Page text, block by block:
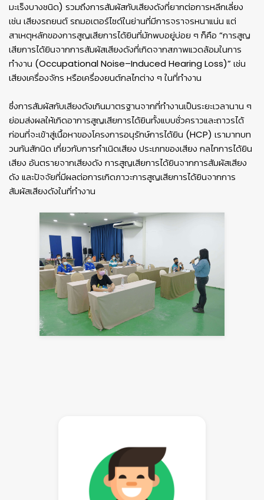
มะเร็งบางชนิด) รวมถึงการสัมผัสกับเสียงดังที่ยากต่อการหลีกเลี่ยง
เช่น เสียงรถยนต์ รถมอเตอร์ไซด์ในย่านที่มีการจราจรหนาแน่น แต่
สาเหตุหลักของการสูญเสียการได้ยินที่มักพบอยู่บ่อย ๆ ก็คือ “การสูญ
เสียการได้ยินจากการสัมผัสเสียงดังที่เกิดจากสภาพแวดล้อมในการ
ทำงาน (Occupational Noise–Induced Hearing Loss)” เช่น
เสียงเครื่องจักร หรือเครื่องยนต์กลไกต่าง ๆ ในที่ทำงาน
ซึ่งการสัมผัสกับเสียงดังเกินมาตรฐานจากที่ทำงานเป็นระยะเวลานาน ๆ
ย่อมส่งผลให้เกิดอาการสูญเสียการได้ยินทั้งแบบชั่วคราวและถาวรได้
ก่อนที่จะเข้าสู่เนื้อหาของโครงการอนุรักษ์การได้ยิน (HCP) เรามาทบท
วนกันสักนิด เกี่ยวกับการกำเนิดเสียง ประเภทของเสียง กลไกการได้ยิน
เสียง อันตรายจากเสียงดัง การสูญเสียการได้ยินจากการสัมผัสเสียง
ดัง และปัจจัยที่มีผลต่อการเกิดภาวะการสูญเสียการได้ยินจากการ
สัมผัสเสียงดังในที่ทำงาน